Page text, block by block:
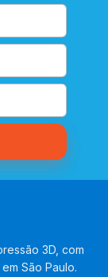
3D, com
São Paulo.